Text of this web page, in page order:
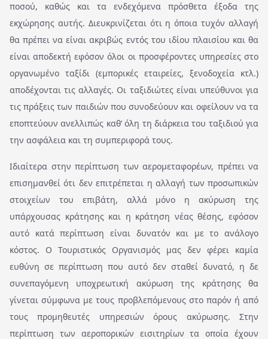
ποσού, καθώς και τα ενδεχόμενα πρόσθετα έξοδα της
εκχώρησης αυτής. Διευκρινίζεται ότι η όποια τυχόν αλλαγή
θα πρέπει να είναι ακριβώς εντός του ιδίου πλαισίου και θα
είναι αποδεκτή εφόσον όλοι οι προσφέροντες υπηρεσίες στο
οργανωμένο ταξίδι (εμπορικές εταιρείες, ξενοδοχεία κτλ.)
αποδέχονται τις αλλαγές. Οι ταξιδιώτες είναι υπεύθυνοι για
τις πράξεις των παιδιών που συνοδεύουν και οφείλουν να τα
εποπτεύουν ανελλιπώς καθ’ όλη τη διάρκεια του ταξιδιού για
την ασφάλεια και τη συμπεριφορά τους.
Ιδιαίτερα στην περίπτωση των αερομεταφορέων, πρέπει να
επισημανθεί ότι δεν επιτρέπεται η αλλαγή των προσωπικών
στοιχείων του επιβάτη, αλλά μόνο η ακύρωση της
υπάρχουσας κράτησης και η κράτηση νέας θέσης, εφόσον
αυτό κατά περίπτωση είναι δυνατόν και με το ανάλογο
κόστος. Ο Τουριστικός Οργανισμός μας δεν φέρει καμία
ευθύνη σε περίπτωση που αυτό δεν σταθεί δυνατό, η δε
συνεπαγόμενη υποχρεωτική ακύρωση της κράτησης θα
γίνεται σύμφωνα με τους προβλεπόμενους στο παρόν ή από
τους προμηθευτές υπηρεσιών όρους ακύρωσης. Στην
περίπτωση των αεροπορικών εισιτηρίων τα οποία έχουν